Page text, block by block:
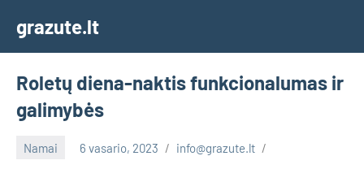
content
grazute.lt
Roletų diena-naktis funkcionalumas ir
galimybės
Namai 6 vasario, 2023 info@grazute.lt